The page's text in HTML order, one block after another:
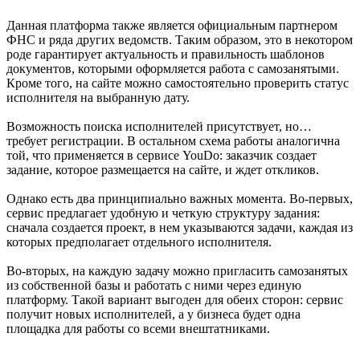
Данная платформа также является официальным партнером
ФНС и ряда других ведомств. Таким образом, это в некотором
роде гарантирует актуальность и правильность шаблонов
документов, которыми оформляется работа с самозанятыми.
Кроме того, на сайте можно самостоятельно проверить статус
исполнителя на выбранную дату.
Возможность поиска исполнителей присутствует, но…
требует регистрации. В остальном схема работы аналогична
той, что применяется в сервисе YouDo: заказчик создает
задание, которое размещается на сайте, и ждет откликов.
Однако есть два принципиально важных момента. Во-первых,
сервис предлагает удобную и четкую структуру задания:
сначала создается проект, в нем указываются задачи, каждая из
которых предполагает отдельного исполнителя.
Во-вторых, на каждую задачу можно пригласить самозанятых
из собственной базы и работать с ними через единую
платформу. Такой вариант выгоден для обеих сторон: сервис
получит новых исполнителей, а у бизнеса будет одна
площадка для работы со всеми внештатниками.